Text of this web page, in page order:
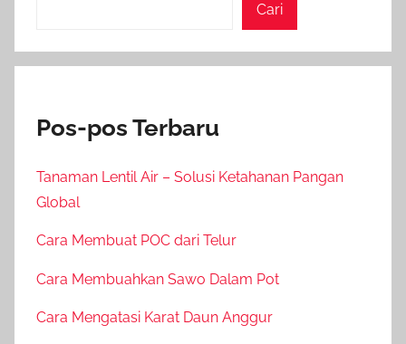
Cari
Pos-pos Terbaru
Tanaman Lentil Air – Solusi Ketahanan Pangan
Global
Cara Membuat POC dari Telur
Cara Membuahkan Sawo Dalam Pot
Cara Mengatasi Karat Daun Anggur